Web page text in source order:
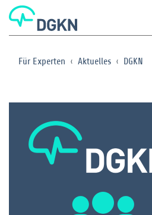
Für Experten Aktuelles DGKN